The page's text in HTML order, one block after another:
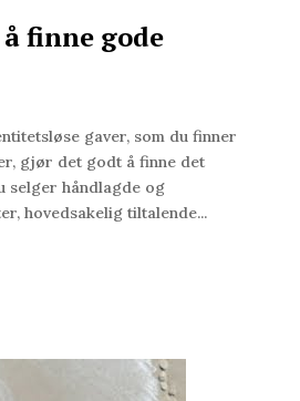
finne gode
gaver, som du finner
gjør det godt å finne det
selger håndlagde og
hovedsakelig tiltalende...